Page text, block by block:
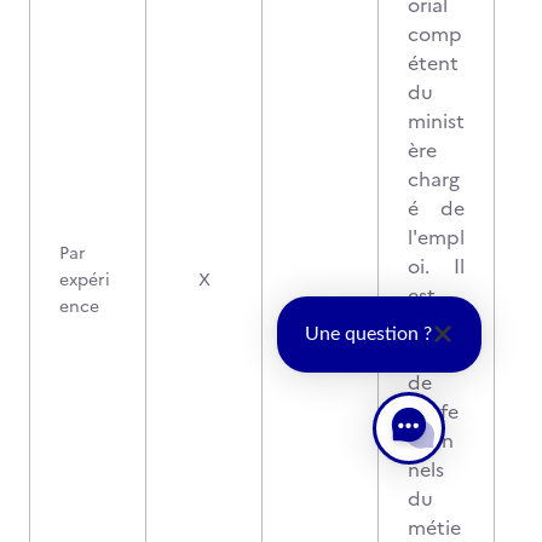
Par
expéri
ence
X
comp
étent
du
minist
ère
charg
é de
l'empl
oi. Il
est
comp
de
profe
ssion
nels
du
métie
Une question ?